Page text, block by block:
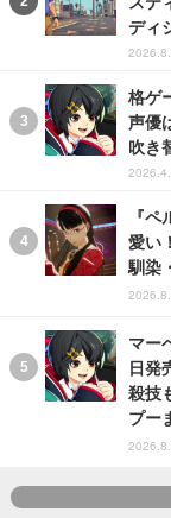
ディ
格ゲ
声優
吹き
『
愛い
馴染
マー
日発
殺技
プー